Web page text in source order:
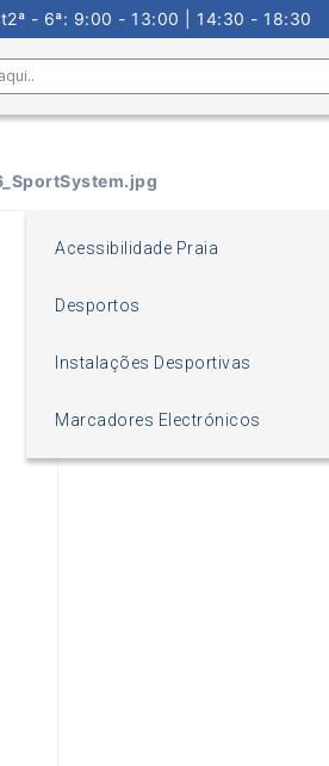
2ª - 6ª: 9:00 - 13:00 | 14:30 - 18:30
Acessibilidade Praia
Desportos
Instalações Desportivas
Marcadores Electrónicos